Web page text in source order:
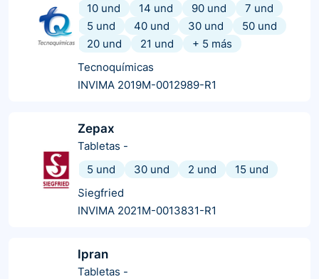
10 und
14 und 90 und
7 und
5 und
40 und 30 und
50 und
20 und
21 und + 5 más
Tecnoquímicas
INVIMA 2019M-0012989-R1
Zepax
Tabletas -
5 und
30 und 2 und
15 und
Siegfried
INVIMA 2021M-0013831-R1
Ipran
Tabletas -